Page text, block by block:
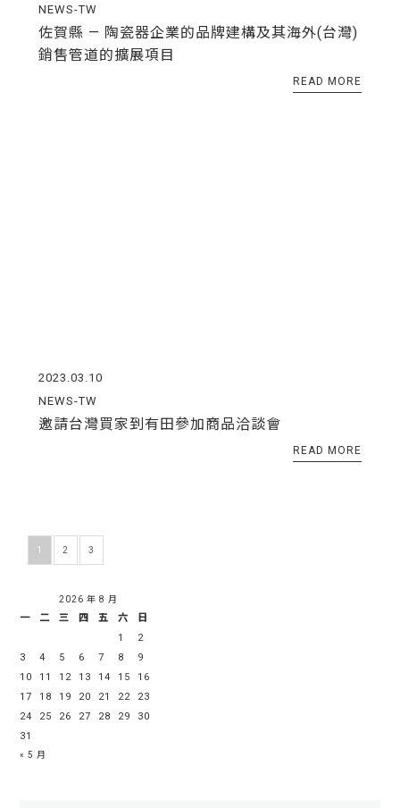
NEWS-TW
佐賀縣 — 陶瓷器企業的品牌建構及其海外(台灣)
銷售管道的擴展項目
READ MORE
2023.03.10
NEWS-TW
邀請台灣買家到有田參加商品洽談會
READ MORE
1 2 3
2026 年 8 月
一 二 三 四 五 六
日
1
2
3
4 5 6 7 8
9
10
11 12 13 14 15
16
17
18 19 20 21 22
23
24
25 26 27 28 29
30
31
« 5 月